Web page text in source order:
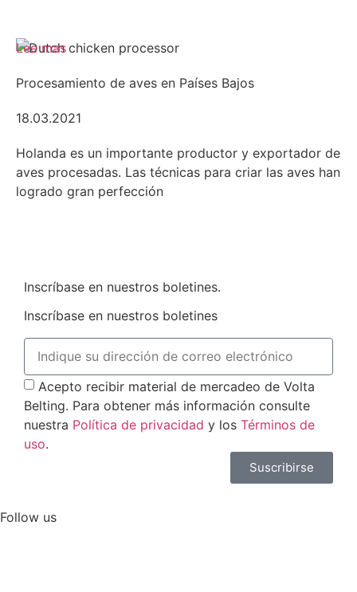
Procesamiento de aves en Países Bajos
18.03.2021
Holanda es un importante productor y exportador de
aves procesadas. Las técnicas para criar las aves han
logrado gran perfección
Lee mas
Inscríbase en nuestros boletines.
Inscríbase en nuestros boletines
Acepto recibir material de mercadeo de Volta
Belting. Para obtener más información consulte
nuestra Política de privacidad y los Términos de
uso.
Suscribirse
Follow us